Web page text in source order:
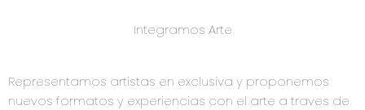
Integramos Arte
Representamos artistas en exclusiva y proponemos
nuevos formatos y experiencias con el arte a traves de